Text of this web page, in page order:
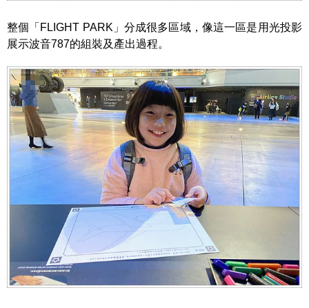
整個「FLIGHT PARK」分成很多區域，像這一區是用光投影
展示波音787的組裝及產出過程。